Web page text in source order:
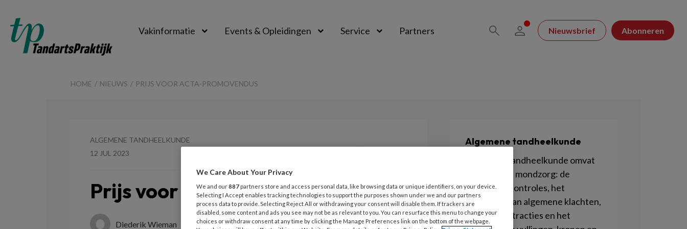
Vakinformatie Events & Opleidingen Service Partners Nieuwsbrief Abonneren
HOME NIEUWS PRIJS VOOR ACTA-PROMOVENDUS
ALGEMENE TANDHEELKUNDE
12 JUL 2023
Prijs voor ACTA-promovendus
Diederik Wieman
Algemene tandheelkunde
Algemene tandheelkunde omvat
de reguliere mondzorg: de
periodieke controles, het
verhelpen van algemene klachten,
maar ook extracties en het
We Care About Your Privacy
We and our887 partners store and access personal data, like browsing data or unique identifiers, on your device.
Selecting I Accept enables tracking technologies to support the purposes shown under we and our partners
process data to provide. Selecting Reject All or withdrawing your consent will disable them. If trackers are
disabled, some content and ads you see may not be as relevant to you. You can resurface this menu to change your
choices or withdraw consent at any time by clicking the Manage Preferences link on the bottom of the webpage.